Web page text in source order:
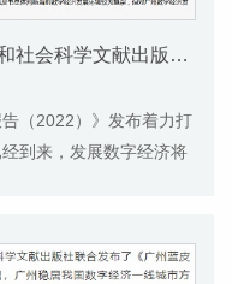
7月15日《南方日报》报道我院和社会科学文献出版社联合发布的《广州蓝皮书：广州数字经济发展报告（2022）》的媒体文章
（2022）》发布着力打
到来，发展数字经济将